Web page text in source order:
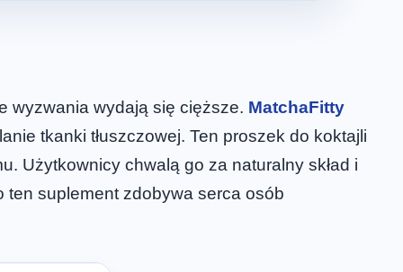
wyzwania wydają się cięższe. MatchaFitty
tkanki tłuszczowej. Ten proszek do koktajli
Użytkownicy chwalą go za naturalny skład i
ten suplement zdobywa serca osób